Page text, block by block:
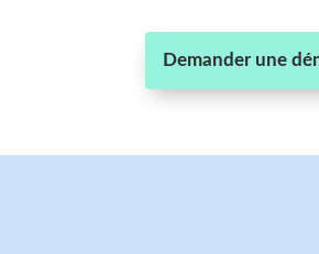
Demander une